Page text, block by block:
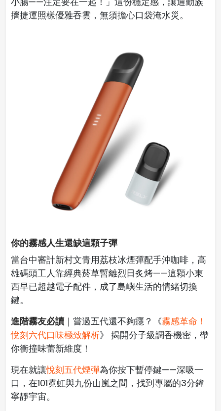
擠捷運照樣優雅吞雲，無須擔心口袋淹水災。
你的霧感人生還缺這顆子彈
當台中審計新村文青用荔枝冰煙彈配手沖咖啡，高
雄碼頭工人靠經典菸草暫離烈日炙烤——這顆小東
西早已超越電子配件，成了島嶼生活的情緒切換
鍵。
進階霧友必讀 ｜嘗過五代還不夠癮？《霧感革命！
悅刻六代口味極致解析》 揭開分子級調香機密，帶
你衝撞味蕾新維度！
現在就讓悅刻五代煙彈為你按下暫停鍵——深吸一
口，在101霓虹與九份山嵐之間，找到專屬的3分鐘
寧靜宇宙。